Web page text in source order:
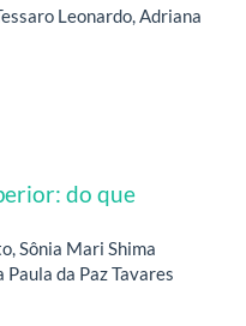
Leonardo, Adriana
do que
Sônia Mari Shima
da Paz Tavares